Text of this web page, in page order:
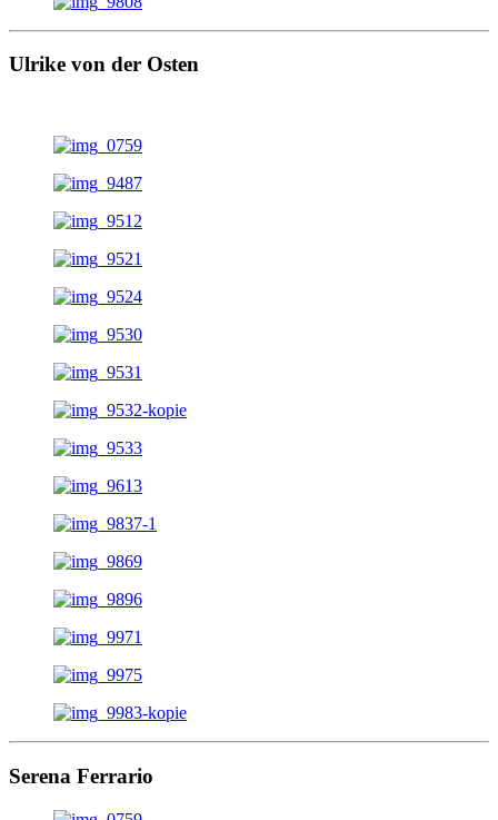
Ulrike von der Osten
Serena Ferrario